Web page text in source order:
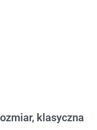
klasyczna